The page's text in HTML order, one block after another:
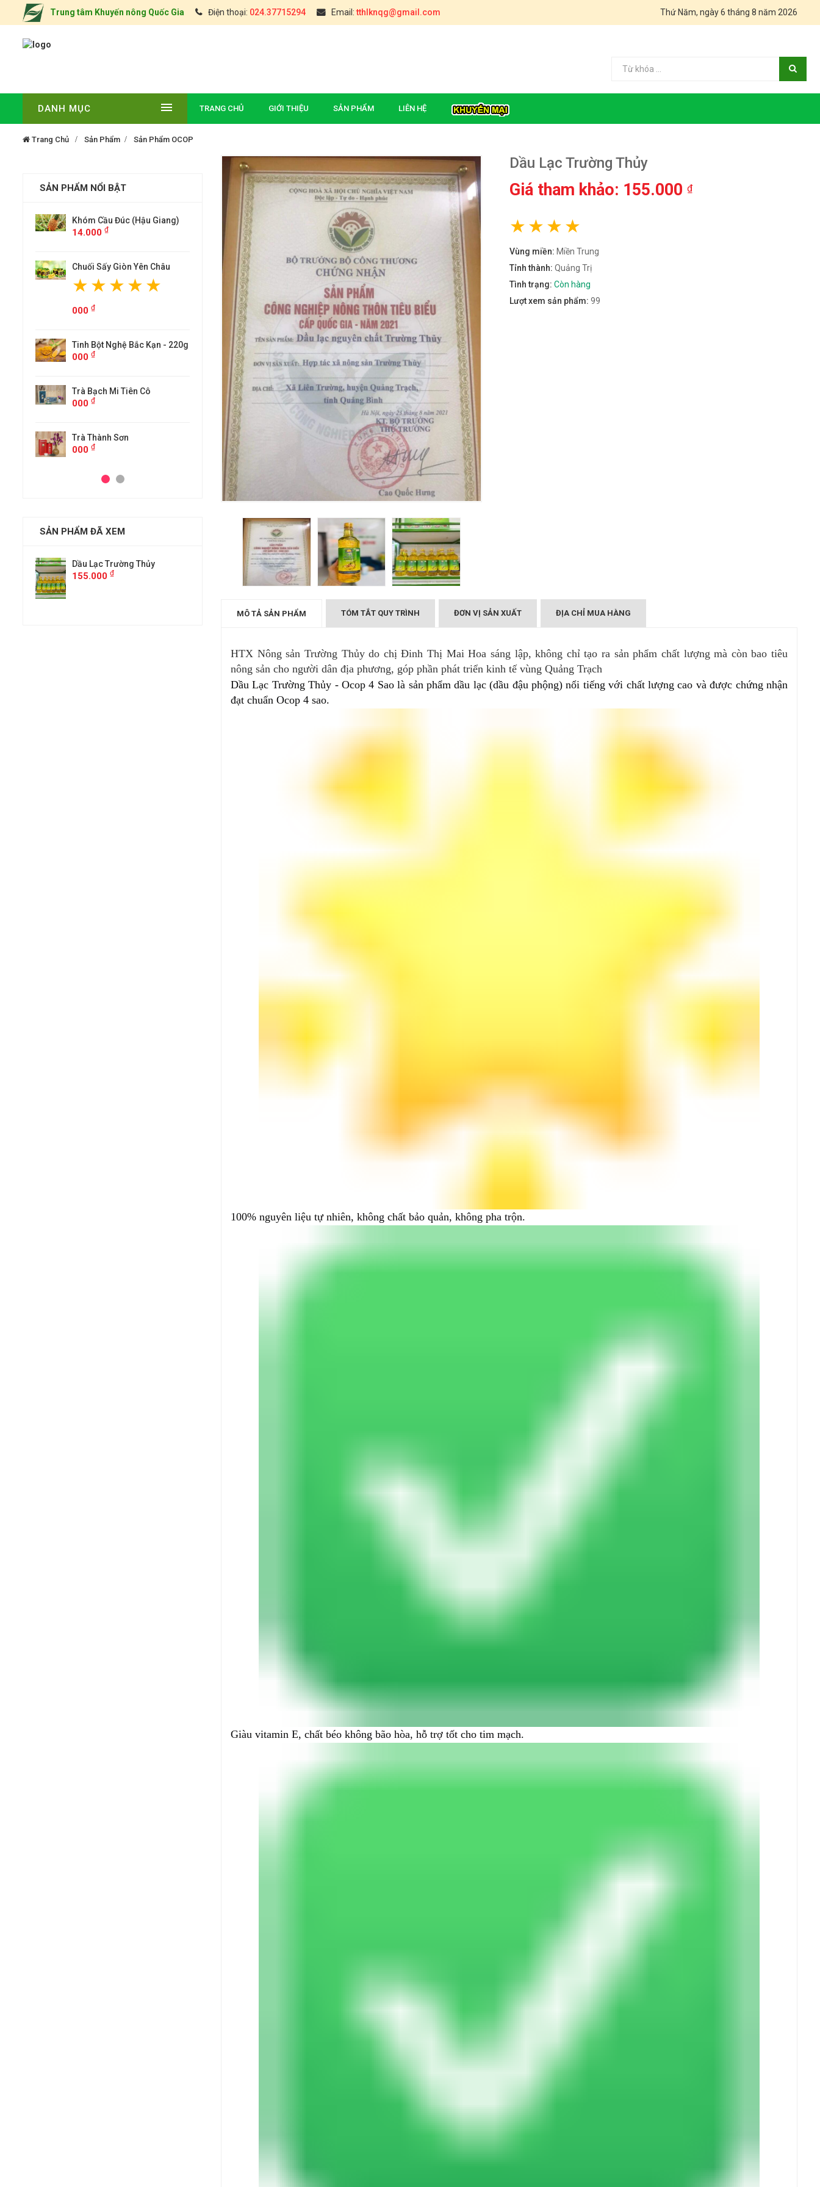
Trung tâm Khuyến nông Quốc Gia Điện thoại: 024.37715294 Email:tthlknqg@gmail.com Thứ Năm, ngày 6 tháng 8 năm 2026
DANH MỤC TRANG CHỦ GIỚI THIỆU SẢN PHẨM LIÊN HỆ
Trang Chủ Sản Phẩm Sản Phẩm OCOP
Dầu Lạc Trường Thủy
Giá tham khảo: 155.000 ₫
Vùng miền: Miền Trung
Tỉnh thành: Quảng Trị
Tình trạng: Còn hàng
Lượt xem sản phẩm: 99
MÔ TẢ SẢN PHẨM TÓM TẮT QUY TRÌNH ĐƠN VỊ SẢN XUẤT ĐỊA CHỈ MUA HÀNG
HTX Nông sản Trường Thủy do chị Đinh Thị Mai Hoa sáng lập, không chỉ tạo ra sản phẩm chất lượng mà còn bao tiêu
nông sản cho người dân địa phương, góp phần phát triển kinh tế vùng Quảng Trạch
Dầu Lạc Trường Thủy - Ocop 4 Sao là sản phẩm dầu lạc (dầu đậu phộng) nổi tiếng với chất lượng cao và được chứng nhận
đạt chuẩn Ocop 4 sao.
100% nguyên liệu tự nhiên, không chất bảo quản, không pha trộn.
Giàu vitamin E, chất béo không bão hòa, hỗ trợ tốt cho tim mạch.
SẢN PHẨM NỔI BẬT
ĐẶC SẢN CHÈ TÂN CƯƠNG
THÁI NGUYÊN(TÚI 0,5KG)
Khóm Cầu Đúc (Hậu Giang)
14.000
Chuối Sấy Giòn Yên Châu
000₫
Tinh Bột Nghệ Bắc Kạn - 220g
000
Trà Bạch Mi Tiên Cô
000
Trà Thành Sơn
000
ĐẶC SẢN CHÈ TÂN CƯƠNG
THÁI NGUYÊN(TÚI 0,5KG)
SẢN PHẨM ĐÃ XEM
Dầu Lạc Trường Thủy
155.000 ₫
Dầu Lạc Trường Thủy
155.000
Dầu Lạc Trường Thủy
155.000₫